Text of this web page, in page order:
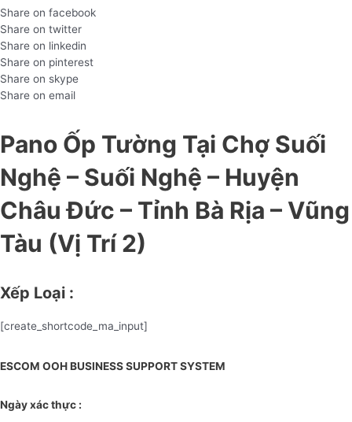
Share on facebook
Share on twitter
Share on linkedin
Share on pinterest
Share on skype
Share on email
Pano Ốp Tường Tại Chợ Suối
Nghệ – Suối Nghệ – Huyện
Châu Đức – Tỉnh Bà Rịa – Vũng
Tàu (Vị Trí 2)
Xếp Loại :
[create_shortcode_ma_input]
ESCOM OOH BUSINESS SUPPORT SYSTEM
Ngày xác thực :